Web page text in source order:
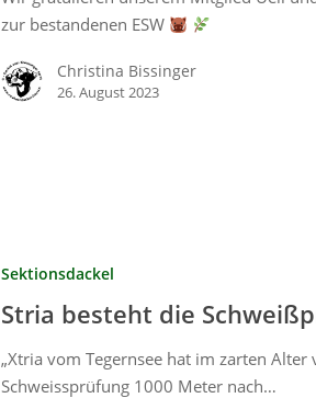
zur bestandenen ESW
Christina Bissinger
26. August 2023
Sektionsdackel
Stria besteht die
„Xtria vom Tegernsee hat im zarten
Schweissprüfung 1000 Meter nach…